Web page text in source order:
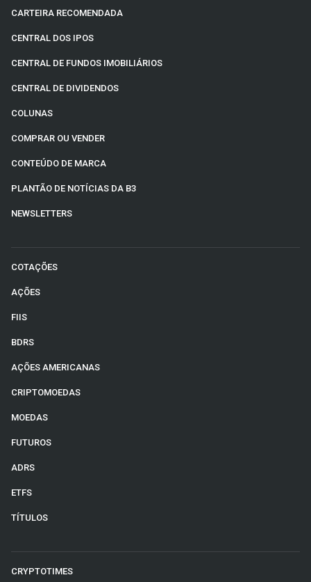
CARTEIRA RECOMENDADA
CENTRAL DOS IPOS
CENTRAL DE FUNDOS IMOBILIÁRIOS
CENTRAL DE DIVIDENDOS
COLUNAS
COMPRAR OU VENDER
CONTEÚDO DE MARCA
PLANTÃO DE NOTÍCIAS DA B3
NEWSLETTERS
COTAÇÕES
AÇÕES
FIIS
BDRS
AÇÕES AMERICANAS
CRIPTOMOEDAS
MOEDAS
FUTUROS
ADRS
ETFS
TÍTULOS
CRYPTOTIMES